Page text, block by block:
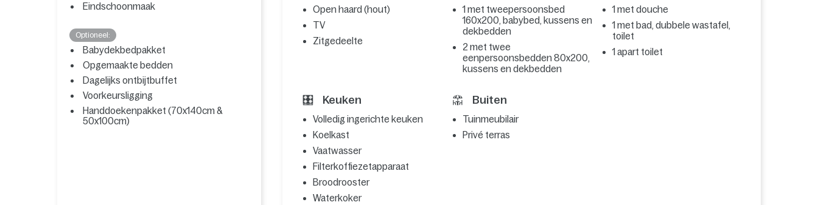
Eindschoonmaak
Optioneel:
Babydekbedpakket
Opgemaakte bedden
Dagelijks ontbijtbuffet
Voorkeursligging
Handdoekenpakket (70x140cm &
50x100cm)
Open haard (hout)
TV
Zitgedeelte
1 met tweepersoonsbed
160x200, babybed, kussens en
dekbedden
2 met twee
eenpersoonsbedden 80x200,
kussens en dekbedden
1 met douche
1 met bad, dubbele wastafel,
toilet
1 apart toilet
Keuken
Volledig ingerichte keuken
Koelkast
Vaatwasser
Filterkoffiezetapparaat
Broodrooster
Waterkoker
Buiten
Tuinmeubilair
Privé terras